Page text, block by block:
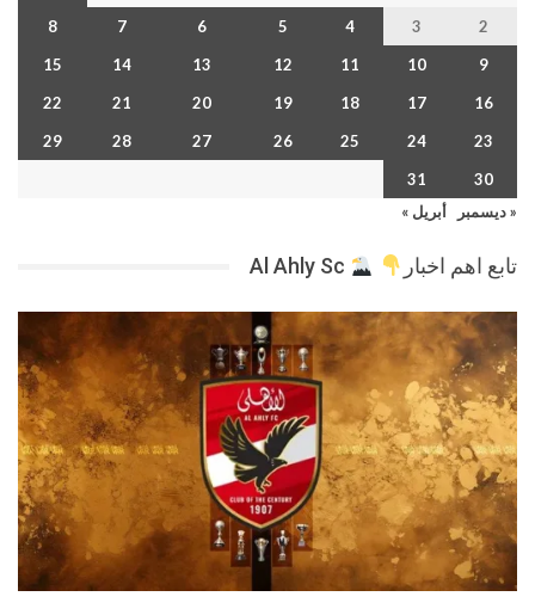
2
3
4
5
6
7
8
9
10
11
12
13
14
15
16
17
18
19
20
21
22
23
24
25
26
27
28
29
30
31
« ديسمبر
أبريل »
تابع اهم اخبار